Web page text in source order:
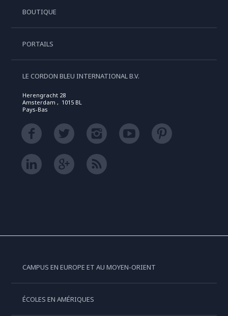
BOUTIQUE
PORTAILS
LE CORDON BLEU INTERNATIONAL B.V.
Herengracht 28
Amsterdam , 1015 BL
Pays-Bas
CAMPUS EN EUROPE ET AU MOYEN-ORIENT
ÉCOLES EN AMÉRIQUES